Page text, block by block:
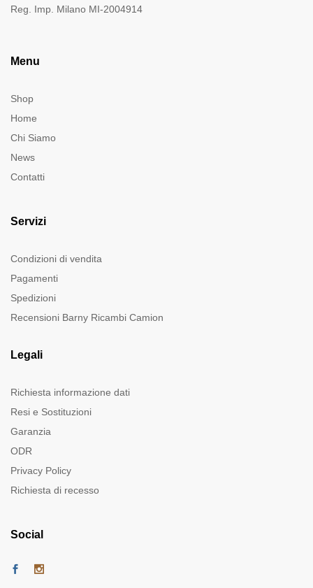
Reg. Imp. Milano MI-2004914
Menu
Shop
Home
Chi Siamo
News
Contatti
Servizi
Condizioni di vendita
Pagamenti
Spedizioni
Recensioni Barny Ricambi Camion
Legali
Richiesta informazione dati
Resi e Sostituzioni
Garanzia
ODR
Privacy Policy
Richiesta di recesso
Social